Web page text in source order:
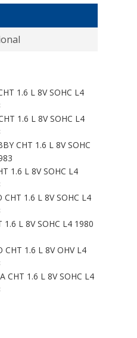
1.6 L 8V SOHC L4
1.6 L 8V SOHC L4
CHT 1.6 L 8V SOHC
1.6 L 8V SOHC L4
CHT 1.6 L 8V SOHC L4
1.6 L 8V SOHC L4 1980
CHT 1.6 L 8V OHV L4
CHT 1.6 L 8V SOHC L4